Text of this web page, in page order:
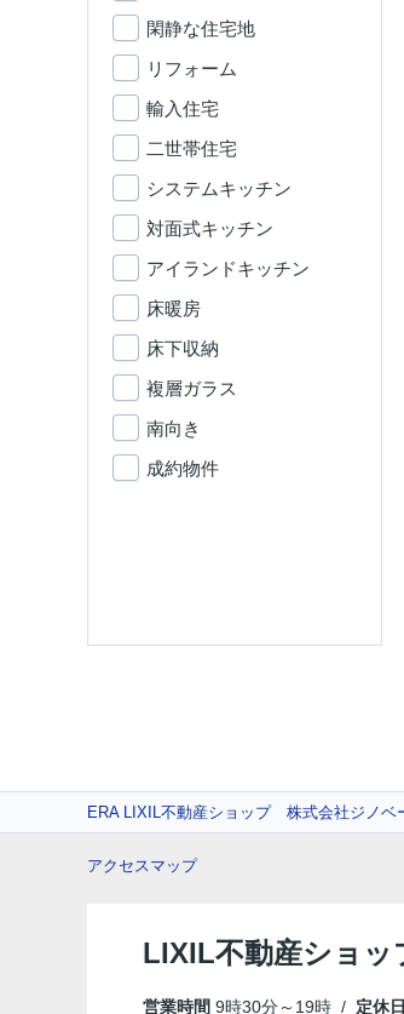
閑静な住宅地
リフォーム
輸入住宅
二世帯住宅
システムキッチン
対面式キッチン
アイランドキッチン
床暖房
床下収納
複層ガラス
南向き
成約物件
ERA LIXIL不動産ショップ 株式会社ジノベ
アクセスマップ
LIXIL不動産ショッ
営業時間 9時30分～19時 / 定休日